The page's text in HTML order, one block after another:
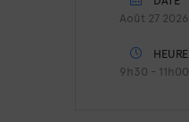
Août 27 2026
HEURE
9h30 - 11h00